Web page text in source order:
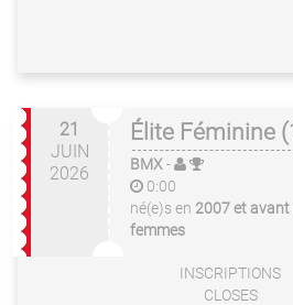
21
JUIN
2026
Élite Féminine
BMX-
0:00
né(e)s en 2007 et avant
femmes
INSCRIPTIONS
CLOSES